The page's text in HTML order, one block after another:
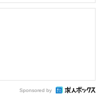
Sponsored by